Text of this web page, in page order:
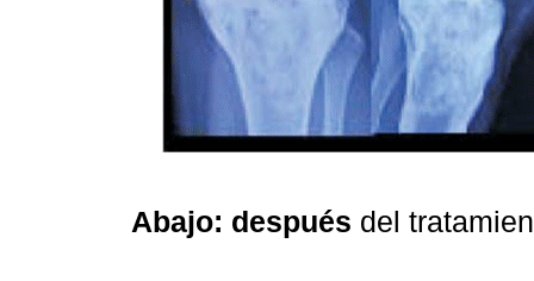
Abajo: después del